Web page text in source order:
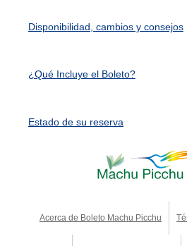
Disponibilidad, cambios y consejos
¿Qué Incluye el Boleto?
Estado de su reserva
Acerca de Boleto Machu Picchu